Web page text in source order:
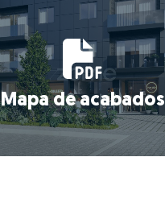
Mapa de acabados